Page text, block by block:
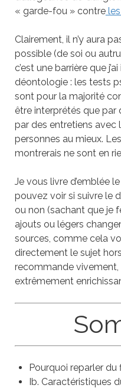
« garde-fou » contreles
Clairement, il n’y aura
possible (de soi ou
c’est une barrière que
déontologie : les tests
sont pour la majorité
être interprétés que par
par des entretiens avec
personnes au mieux.
montrerais ne sont en
Je vous livre d’emblée
pouvez voir si suivre le
ou non (sachant que je
ajouts ou légers
sources, comme cela
directement le sujet
recommande
extrêmement
Pourquoi reparler du
Ib. Caractéristiques